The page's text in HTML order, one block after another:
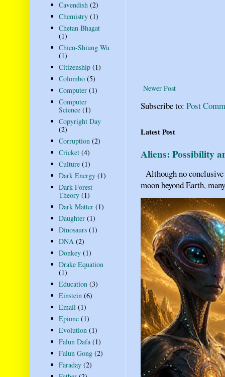
Newer Post
Subscribe to: Post
Latest Post
Aliens: Possibility
Although no
moon beyond Earth,
Cavendish (2)
Chemistry (1)
Chetan Bhagat
(1)
Chien-Shiung Wu
(1)
Citizenship (1)
Colombo (5)
Computer (1)
Computer
Science (1)
Copyright Day
(2)
Corruption (2)
Cricket (4)
Culture (1)
Dark Energy (1)
Dark Forest
Theory (1)
Dark Matter (1)
Daughter (1)
Dinosaurs (1)
DNA (2)
Donkey (1)
Drake Equation
(1)
Education (3)
Einstein (6)
Email (1)
Epione (1)
Evolution (1)
Falun Dafa (1)
Falun Gong (2)
Faraday (2)